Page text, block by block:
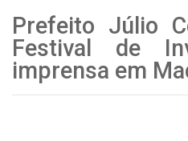
Prefeito Júlio
Festival de
imprensa em